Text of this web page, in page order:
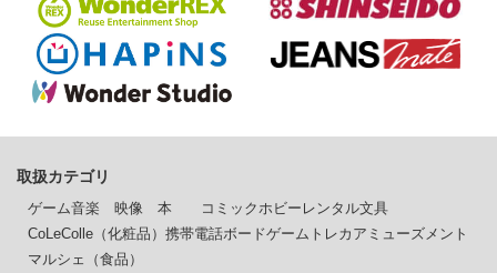
取扱カテゴリ
ゲーム音楽 映像 本 コミック ホビー レンタル文具
CoLeColle（化粧品） 携帯電話ボードゲーム トレカ アミューズメント
マルシェ（食品）